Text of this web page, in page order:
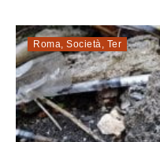
Roma, Società, Ter